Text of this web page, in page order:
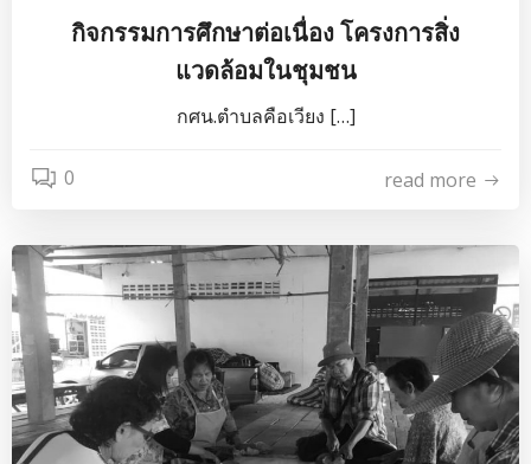
กิจกรรมการศึกษาต่อเนื่อง โครงการสิ่ง
แวดล้อมในชุมชน
กศน.ตำบลคือเวียง […]
0 read more